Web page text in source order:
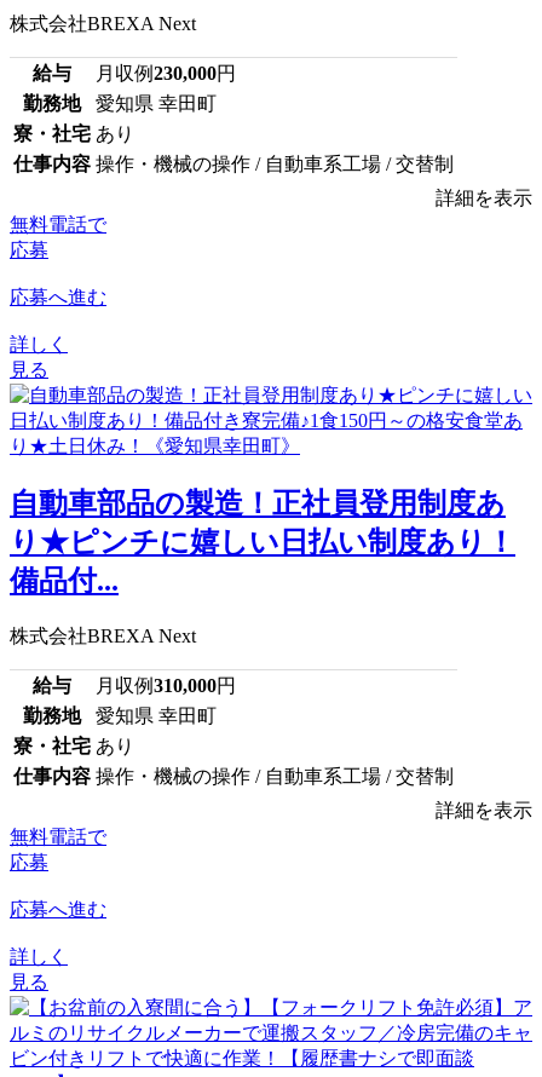
株式会社BREXA Next
給与 月収例230,000円
勤務地
愛知県 幸田町
寮・社宅 あり
仕事内容 操作・機械の操作 / 自動車系工場 / 交替制
詳細を表示
無料電話で
応募
応募へ進む
詳しく
見る
自動車部品の製造！正社員登用制度あ
り★ピンチに嬉しい日払い制度あり！
備品付...
株式会社BREXA Next
給与 月収例310,000円
勤務地
愛知県 幸田町
寮・社宅 あり
仕事内容 操作・機械の操作 / 自動車系工場 / 交替制
詳細を表示
無料電話で
応募
応募へ進む
詳しく
見る